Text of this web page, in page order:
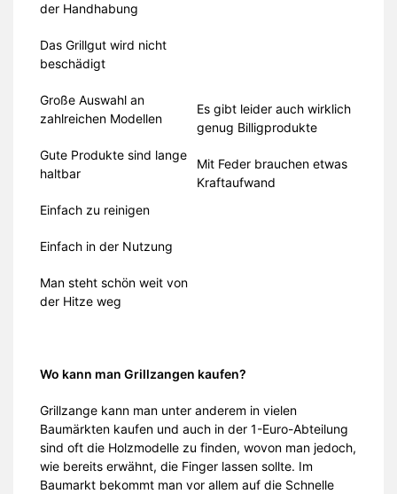
der Handhabung
Das Grillgut wird nicht
beschädigt
Große Auswahl an
zahlreichen Modellen
Gute Produkte sind lange
haltbar
Einfach zu reinigen
Einfach in der Nutzung
Man steht schön weit von
der Hitze weg
Es gibt leider auch wirklich
genug Billigprodukte
Mit Feder brauchen etwas
Kraftaufwand
Wo kann man Grillzangen kaufen?
Grillzange kann man unter anderem in vielen
Baumärkten kaufen und auch in der 1-Euro-Abteilung
sind oft die Holzmodelle zu finden, wovon man jedoch,
wie bereits erwähnt, die Finger lassen sollte. Im
Baumarkt bekommt man vor allem auf die Schnelle